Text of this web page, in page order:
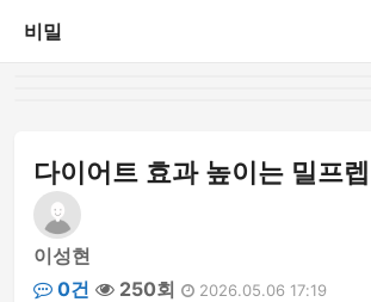
비밀
다이어트 효과 높이는 밀프
이성현
0건
250회 2026.05.06 17:19